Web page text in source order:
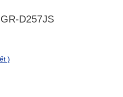
D257JS
)